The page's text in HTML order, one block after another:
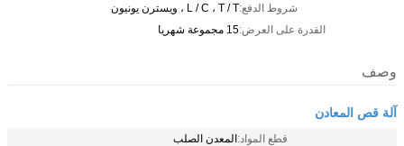
شروط الدفع:L / C ، T / T ، ويسترن يونيون
القدرة على العرض:15 مجموعة شهريا
وصف
آلة قص المعادن
قطع المواد:المعدن الصلب